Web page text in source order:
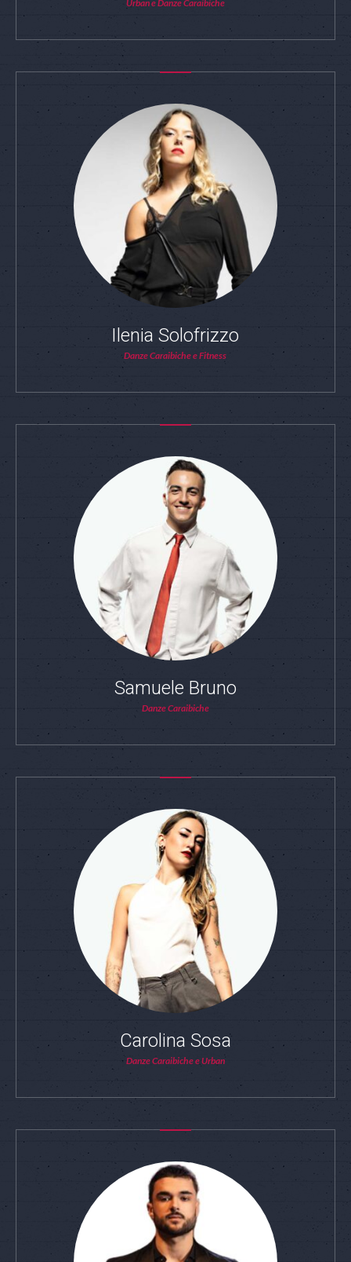
Urban e Danze Caraibiche
Ilenia Solofrizzo
Danze Caraibiche e Fitness
Samuele Bruno
Danze Caraibiche
Carolina Sosa
Danze Caraibiche e Urban